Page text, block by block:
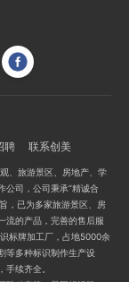
聘 联系创美
、旅游景区、房地产、学
公司，公司秉承“精诚合
，已为多家旅游景区、房
流的产品，完善的售后服
标牌加工厂，占地5000余
等多种标识制作生产设
续齐全。